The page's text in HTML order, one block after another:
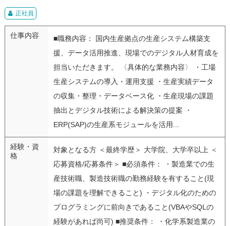
正社員
仕事内容
■職務内容： 国内生産拠点の生産システム構築支
援、データ活用推進、現場でのデジタル人材育成を
担当いただきます。 〈具体的な業務内容〉 ・工場
生産システムの導入・運用支援 ・生産実績データ
の収集・整理・データベース化 ・生産現場の課題
抽出とデジタル技術による解決策の提案 ・
ERP(SAP)の生産系モジュールを活用...
経験・資
格
対象となる方 ＜最終学歴＞ 大学院、大学卒以上 ＜
応募資格/応募条件＞ ■必須条件： ・製造業での生
産技術職、製造技術職の勤務経験を有すること(現
場の課題を理解できること) ・デジタル化のための
プログラミングに前向きであること(VBAやSQLの
経験があれば尚可) ■推奨条件： ・化学系製造業の